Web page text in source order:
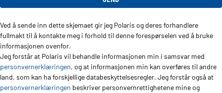
Ved å sende inn dette skjemaet gir jeg Polaris og deres forhandlere
fullmakt til å kontakte meg i forhold til denne forespørselen ved å bruke
informasjonen ovenfor.
Jeg forstår at Polaris vil behandle informasjonen min i samsvar med
personvernerklæringen, og at informasjonen min kan overføres til andre
land, som kan ha forskjellige databeskyttelsesregler. Jeg forstår også at
personvernerklæringen beskriver personvernrettighetene mine og